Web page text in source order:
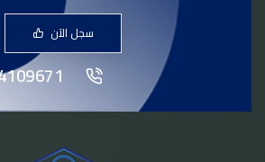
سجل الآن